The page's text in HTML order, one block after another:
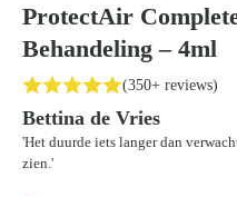
ProtectAir
Behandeling – 4ml
(350+ reviews)
Bettina de Vries
'Het duurde iets langer dan
zien.'